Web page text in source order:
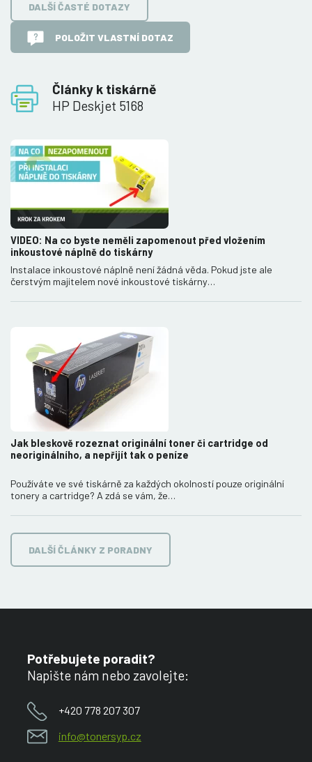
Články k tiskárně
HP Deskjet 5168
DALŠÍ ČASTÉ DOTAZY
POLOŽIT VLASTNÍ DOTAZ
VIDEO: Na co byste neměli zapomenout před vložením
inkoustové náplně do tiskárny
Instalace inkoustové náplně není žádná věda. Pokud jste ale
čerstvým majitelem nové inkoustové tiskárny…
Jak bleskově rozeznat originální toner či cartridge od
neoriginálního, a nepřijít tak o peníze
Používáte ve své tiskárně za každých okolností pouze originální
tonery a cartridge? A zdá se vám, že…
DALŠÍ ČLÁNKY Z PORADNY
Potřebujete poradit?
Napište nám nebo zavolejte:
+420 778 207 307
info@tonersyp.cz